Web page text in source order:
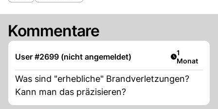
Kommentare
User #2699 (nicht angemeldet) Artikel
1
Monat
Was sind "erhebliche" Brandverletzungen?
Kann man das präzisieren?